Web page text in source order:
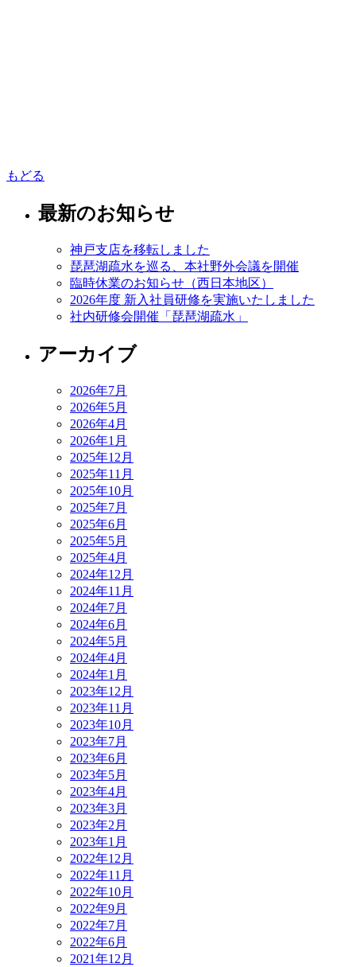
もどる
最新のお知らせ
神戸支店を移転しました
琵琶湖疏水を巡る、本社野外会議を開催
臨時休業のお知らせ（西日本地区）
2026年度 新入社員研修を実施いたしました
社内研修会開催「琵琶湖疏水」
アーカイブ
2026年7月
2026年5月
2026年4月
2026年1月
2025年12月
2025年11月
2025年10月
2025年7月
2025年6月
2025年5月
2025年4月
2024年12月
2024年11月
2024年7月
2024年6月
2024年5月
2024年4月
2024年1月
2023年12月
2023年11月
2023年10月
2023年7月
2023年6月
2023年5月
2023年4月
2023年3月
2023年2月
2023年1月
2022年12月
2022年11月
2022年10月
2022年9月
2022年7月
2022年6月
2021年12月